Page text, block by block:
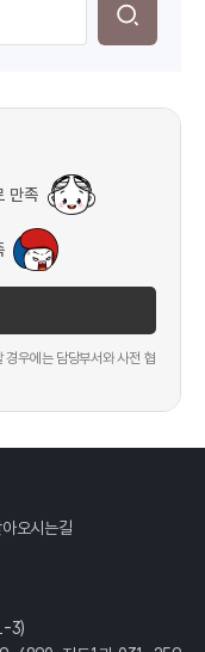
만족
우에는 담당부서와 사전 협
아오시는길
3)